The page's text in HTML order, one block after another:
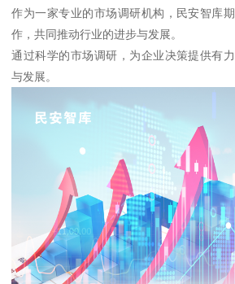
作为一家专业的市场调研机构，民安智库
作，共同推动行业的进步与发展。
通过科学的市场调研，为企业决策提供有
与发展。